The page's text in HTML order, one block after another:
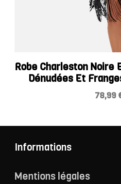
Robe Charleston Noire
Dénudées Et
78,99
Informations
Mentions légales